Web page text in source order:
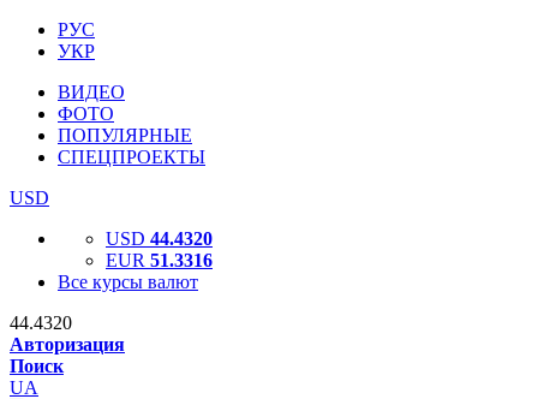
РУС
УКР
ВИДЕО
ФОТО
ПОПУЛЯРНЫЕ
СПЕЦПРОЕКТЫ
USD
USD 44.4320
EUR 51.3316
Все курсы валют
44.4320
Авторизация
Поиск
UA